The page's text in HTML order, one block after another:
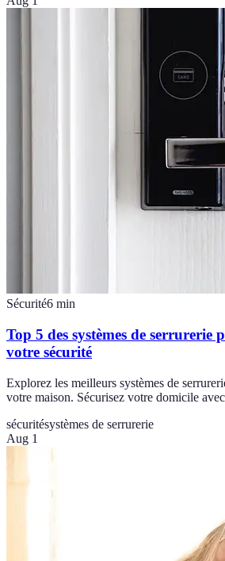
Sécurité6 min
Top 5 des systèmes de serrurerie
votre sécurité
Explorez les meilleurs systèmes de
votre maison. Sécurisez votre domicile
sécuritésystèmes de serrurerie
Aug 1